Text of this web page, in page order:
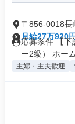
〒856-0018長
月給27万920
応募条件 【下
ー2級） ホー
主婦・主夫歓迎